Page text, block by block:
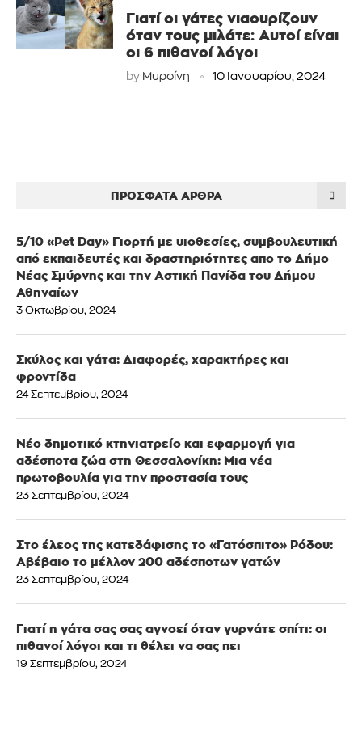
Γιατί οι γάτες νιαουρίζουν
όταν τους μιλάτε: Αυτοί είναι
οι 6 πιθανοί λόγοι
by Μυρσίνη 10 Ιανουαρίου, 2024
ΠΡΌΣΦΑΤΑ ΆΡΘΡΑ
5/10 «Pet Day» Γιορτή με υιοθεσίες, συμβουλευτική
από εκπαιδευτές και δραστηριότητες απο το Δήμο
Νέας Σμύρνης και την Αστική Πανίδα του Δήμου
Αθηναίων
3 Οκτωβρίου, 2024
Σκύλος και γάτα: Διαφορές, χαρακτήρες και
φροντίδα
24 Σεπτεμβρίου, 2024
Νέο δημοτικό κτηνιατρείο και εφαρμογή για
αδέσποτα ζώα στη Θεσσαλονίκη: Μια νέα
πρωτοβουλία για την προστασία τους
23 Σεπτεμβρίου, 2024
Στο έλεος της κατεδάφισης το «Γατόσπιτο» Ρόδου:
Αβέβαιο το μέλλον 200 αδέσποτων γατών
23 Σεπτεμβρίου, 2024
Γιατί η γάτα σας σας αγνοεί όταν γυρνάτε σπίτι: οι
πιθανοί λόγοι και τι θέλει να σας πει
19 Σεπτεμβρίου, 2024